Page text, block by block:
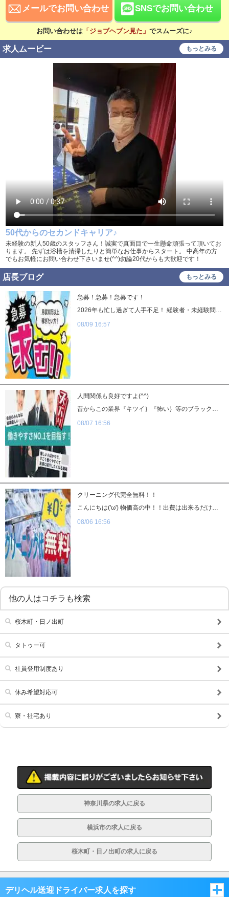
待遇
社会保険完備 交通費支給
無料駐車場あり 寮・社宅あり
研修あり 家賃補助あり
未経験可 経験者歓迎
中･高齢者歓迎 シニア歓迎
女性活躍中 大学生歓迎
即日勤務可 学歴不問
履歴書不要 幹部候補
車･バイク通勤可 タトゥー可
制服貸与 入社祝い金支給
在宅ワーク可
送迎車持込禁煙可 即日採用合否通達可
残業代支給
メールでお問い合わせ SNSでお問い合わせ
お問い合わせは 「ジョブヘブン見た」 でスムーズに♪
求人ムービー もっとみる
50代からのセカンドキャリア♪
未経験の新人50歳のスタッフさん！誠実で真面目で一生懸命頑張って頂いてお
ります。 先ずは浴槽を清掃したりと簡単なお仕事からスタート。 中高年の方
でもお気軽にお問い合わせ下さいませ(^^)勿論20代からも大歓迎です！
店長ブログ もっとみる
急募！急募！急募です！
2026年も忙し過ぎて人手不足！ 経験者・未経験問わず大募集中です！ こういう仕事やった事ないから 自分に出来るかな？ この業界怖いイメージあるけど大丈夫かな？ ご安心下さい！！ どなたでも何歳からでも簡単に始められ 難しい仕事も御座いません！ 働いてみたらこの業界のイメージが180度変わりますよ(^^) 悩む前に是非ご連絡を < 応募LINE> ID kirafuro0450 TEL 080-9184-9845
08/09 16:57
人間関係も良好ですよ(^^)
昔からこの業界『キツイ｝『怖い｝等のブラックな イメージが強いですが時代は令和！ 当店に関してはその様な事は一切御座いませんので 御安心下さいません 清潔な環境で笑顔が絶えない明るい職場です♪ 働いてる年齢層も広く20～50代で全くの未経験の方も多数勤務しておりどなたでも簡単に始める事が出来ます。 特別なスキルも必要御座いません！ 良くアットホームと書かれた求人を見かけますが アットホーム過ぎると『馴染めるかな？』『何か面倒くさいかな？』と思われる方もいるかと思いますが 当店は程よい距離間で個々のプライベートを 重視しております。 スタッフ同士のいざこざ・喧嘩も無く人間関係はかなり良好です 当たり前ですが給料未払いや給料日過ぎてのお支払い 長時間労働・通し・休み無し等も一切御座いません。 必ず決められた給料日に貰えます。(当然ですが笑) 夏になると希望者はポロシャツで働く事も可能！(会社から支給） 未経験の方が多いので当店には変に業界通ぶる人・高圧的な人も居ませんし本当に皆様が思う風俗業界のイメージとは全く違いますのでご安心くださいませ 楽しく働き易い環境でに一緒に 頑張ってみませんか？ ＜応募LINE> ID kirafuro0450 TEL 080-9184-9845
08/07 16:56
クリーニング代完全無料！！
こんにちは('ω') 物価高の中！！出費は出来るだけ抑えたい！！ そんな皆さま！！ 当店は仕事に必要なものの『クリーニング代』が全額お店負担です！！ ワイシャツ・スラックス・ネクタイetc… こまめにクリーニング店をご利用の方はご存じかとは思いますが、 クリーニング代って結構な出費ですよね？？ 仕事に必要な物は清潔に、なおかつ稼いだお金は大事にしてほしいから… 些細ながら『クリーニング代全額負担』とさせて頂いております('ω') まずはお話だけでも結構です！お問い合わせお待ちしております！！ ※ナイスグループ横浜３店舗での募集となります。 < 応募LINE> ID kirafuro0450 TEL 080-9184-9845
08/06 16:56
他の人はコチラも検索
桜木町・日ノ出町
タトゥー可
社員登用制度あり
休み希望対応可
寮・社宅あり
神奈川県の求人に戻る
横浜市の求人に戻る
桜木町・日ノ出町の求人に戻る
デリヘル送迎ドライバー求人を探す